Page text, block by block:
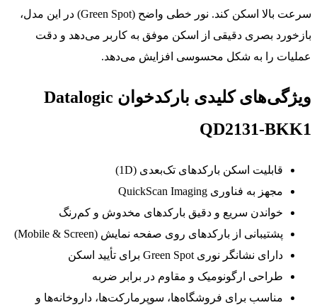
سرعت بالا اسکن کند. نور خطی واضح (Green Spot) در این مدل،
بازخورد بصری دقیقی از اسکن موفق به کاربر می‌دهد و دقت
عملیات را به شکل محسوسی افزایش می‌دهد.
ویژگی‌های کلیدی بارکدخوان Datalogic
QD2131-BKK1
قابلیت اسکن بارکدهای تک‌بعدی (1D)
مجهز به فناوری QuickScan Imaging
خواندن سریع و دقیق بارکدهای مخدوش و کم‌رنگ
پشتیبانی از بارکدهای روی صفحه نمایش (Mobile & Screen)
دارای نشانگر نوری Green Spot برای تأیید اسکن
طراحی ارگونومیک و مقاوم در برابر ضربه
مناسب برای فروشگاه‌ها، سوپرمارکت‌ها، داروخانه‌ها و